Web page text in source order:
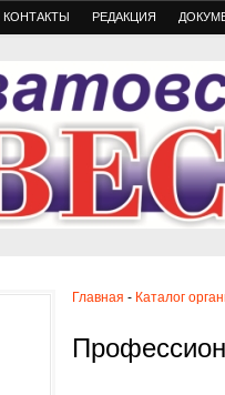
КОНТАКТЫ РЕДАКЦИЯ
Главная - Каталог